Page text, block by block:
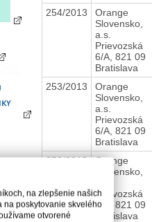
254/2013
Orange
Slovensko,
a.s.
Prievozská
6/A, 821 09
Bratislava
253/2013
Orange
Slovensko,
a.s.
Prievozská
6/A, 821 09
Bratislava
252/2013
Orange
Slovensko,
Prievozská
6/A, 821 09
Bratislava
na zlepšenie našich
na poskytovanie skvelého
otvorené